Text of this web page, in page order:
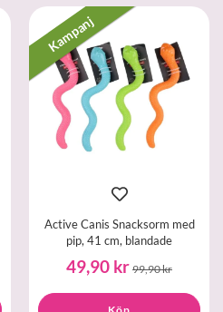
Kampanj
Active Canis Snacksorm med
pip, 41 cm, blandade
49,90 kr 99,90 kr
Köp